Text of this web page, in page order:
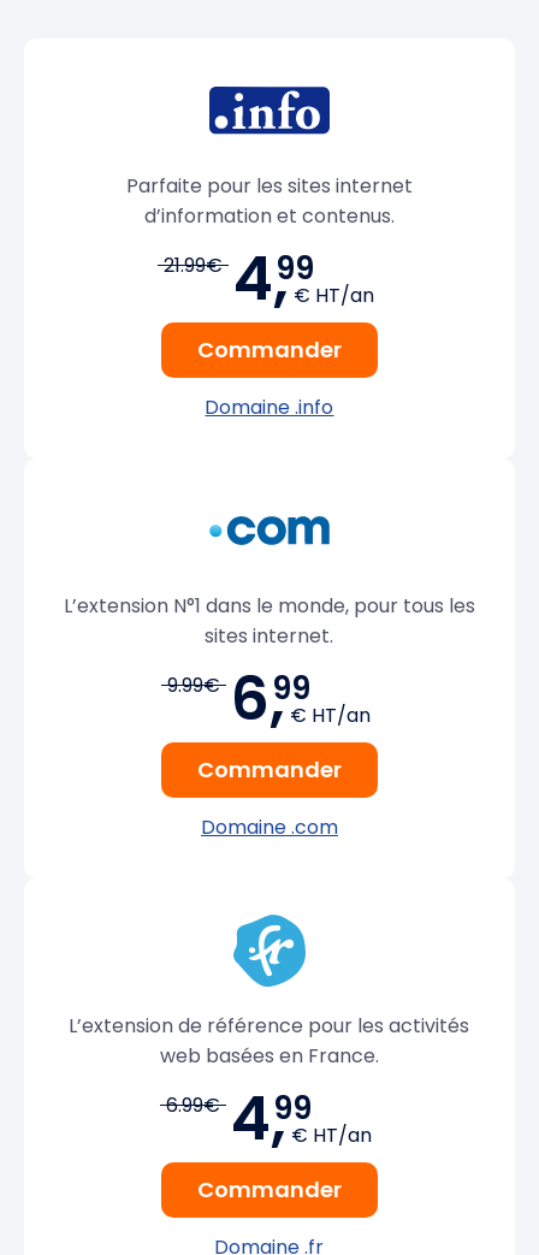
Parfaite pour les sites internet
d’information et contenus.
21.99€ 4,99
€ HT/an
Commander
Domaine .info
L’extension N°1 dans le monde, pour tous les
sites internet.
9.99€ 6,99
€ HT/an
Commander
Domaine .com
L’extension de référence pour les activités
web basées en France.
6.99€ 4,99
€ HT/an
Commander
Domaine .fr